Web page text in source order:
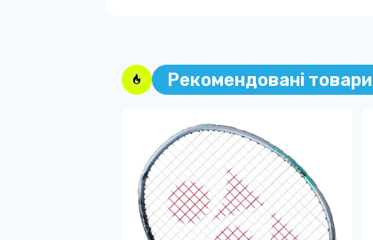
Рекомендовані товари